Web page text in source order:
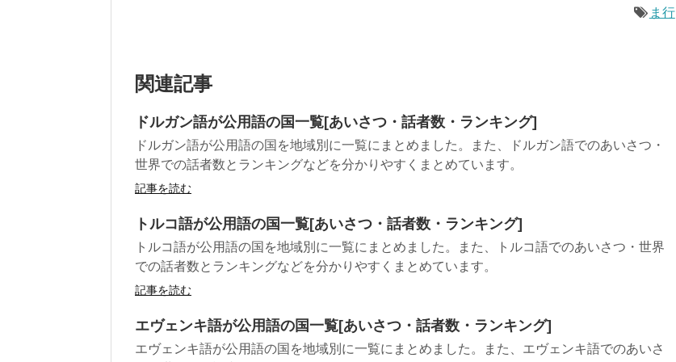
ま行
関連記事
ドルガン語が公用語の国一覧[あいさつ・話者数・ランキング]
ドルガン語が公用語の国を地域別に一覧にまとめました。また、ドルガン語でのあいさつ・
世界での話者数とランキングなどを分かりやすくまとめています。
記事を読む
トルコ語が公用語の国一覧[あいさつ・話者数・ランキング]
トルコ語が公用語の国を地域別に一覧にまとめました。また、トルコ語でのあいさつ・世界
での話者数とランキングなどを分かりやすくまとめています。
記事を読む
エヴェンキ語が公用語の国一覧[あいさつ・話者数・ランキング]
エヴェンキ語が公用語の国を地域別に一覧にまとめました。また、エヴェンキ語でのあいさ